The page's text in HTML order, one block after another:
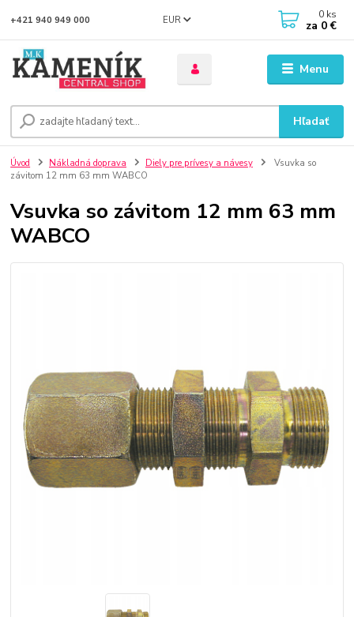
Menu
EUR
Hľadať
+421 940 949 000 0 ks
za 0 €
Úvod Nákladná doprava Diely pre prívesy a návesy
Vsuvka so
závitom 12 mm 63 mm WABCO
Vsuvka so závitom 12 mm 63 mm
WABCO